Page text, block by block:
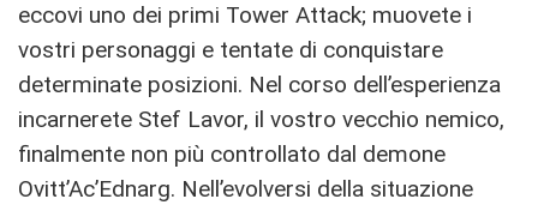
eccovi uno dei primi Tower Attack; muovete i
vostri personaggi e tentate di conquistare
determinate posizioni. Nel corso dell’esperienza
incarnerete Stef Lavor, il vostro vecchio nemico,
finalmente non più controllato dal demone
Ovitt’Ac’Ednarg. Nell’evolversi della situazione